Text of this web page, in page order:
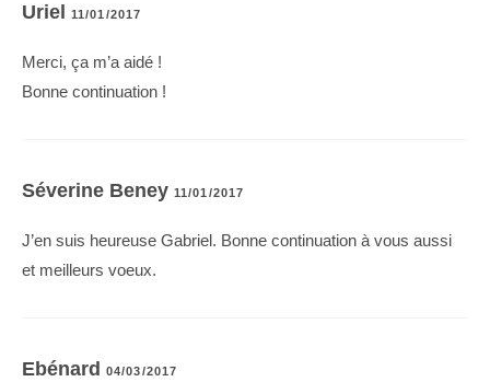
Uriel 11/01/2017
Merci, ça m’a aidé !
Bonne continuation !
Séverine Beney 11/01/2017
J’en suis heureuse Gabriel. Bonne continuation à vous aussi
et meilleurs voeux.
Ebénard 04/03/2017